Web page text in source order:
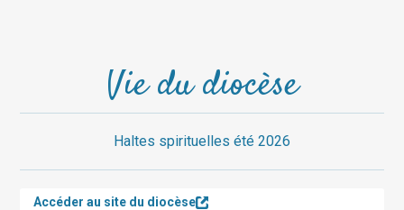
Vie du diocèse
Haltes spirituelles été 2026
Accéder au site du diocèse